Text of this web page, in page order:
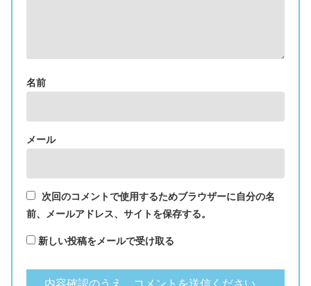
名前
メール
次回のコメントで使用するためブラウザーに自分の名
前、メールアドレス、サイトを保存する。
新しい投稿をメールで受け取る